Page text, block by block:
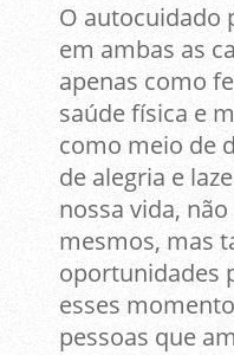
O autocuidado
em ambas as
apenas como
saúde física e
como meio de
de alegria e
nossa vida,
mesmos, mas
oportunidades
esses
pessoas que